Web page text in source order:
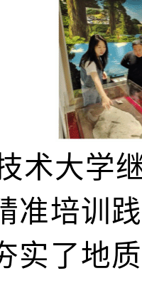
术大学
准培训
实了地